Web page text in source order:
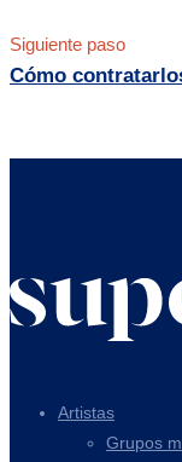
Siguiente paso
Cómo
Artistas
Grupos